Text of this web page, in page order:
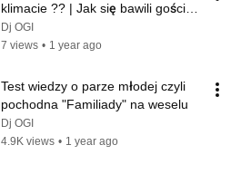
klimacie ?? | Jak się bawili goście
??
Dj OGI
7 views • 1 year ago
Test wiedzy o parze młodej czyli
pochodna "Familiady" na weselu
Dj OGI
4.9K views • 1 year ago